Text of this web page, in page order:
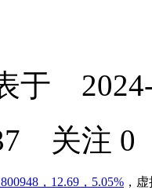
于 2024-
关注 0
，12.69，5.05% ，